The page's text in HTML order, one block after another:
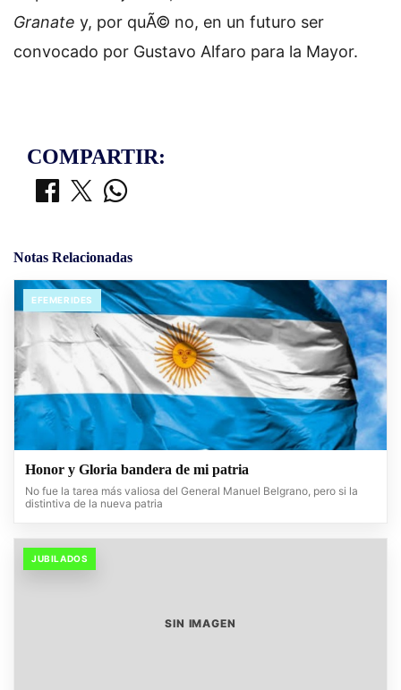
Granate y, por quÃ© no, en un futuro ser
convocado por Gustavo Alfaro para la Mayor.
COMPARTIR:
Notas Relacionadas
EFEMERIDES
Honor y Gloria bandera de mi patria
No fue la tarea más valiosa del General Manuel Belgrano, pero si la
distintiva de la nueva patria
JUBILADOS
SIN IMAGEN